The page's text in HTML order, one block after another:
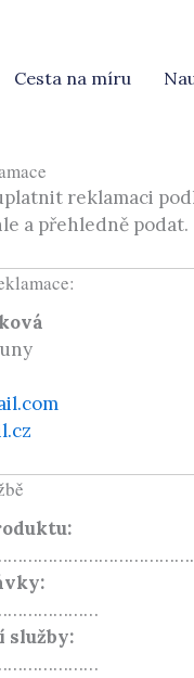
Cesta na míru
reklamaci
a přehledně podat.
služby: